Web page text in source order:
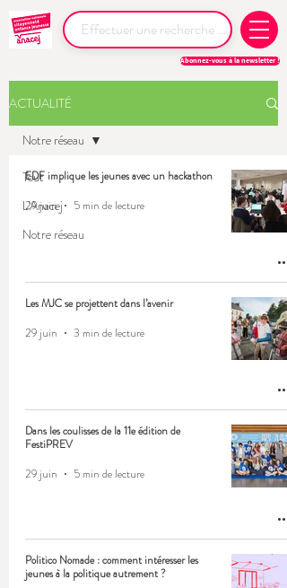
Abonnez-vous à la newsletter !
ACTUALITÉ
Tout
L'Anacej
Notre réseau
Notre réseau
EDF implique les jeunes avec un hackathon
29 juin
5 min de lecture
Les MJC se projettent dans l’avenir
29 juin
3 min de lecture
Dans les coulisses de la 11e édition de
FestiPREV
29 juin
5 min de lecture
Politico Nomade : comment intéresser les
jeunes à la politique autrement ?